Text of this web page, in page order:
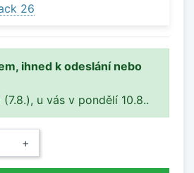
26
ihned k odeslání nebo
u vás v pondělí 10.8..
+